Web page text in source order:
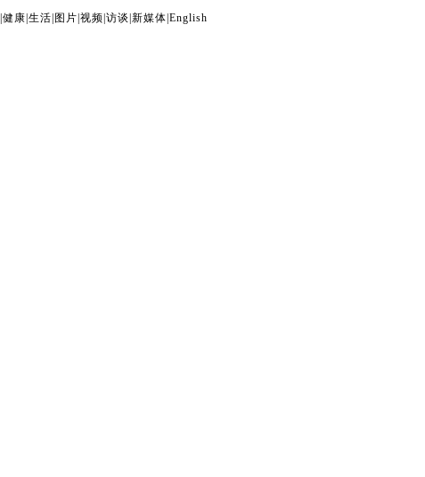
健康 生活 图片 视频 访谈 新媒体 English